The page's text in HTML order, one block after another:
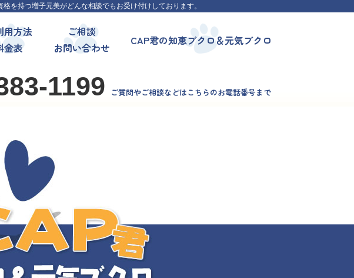
を持つ増子元美がどんな相談でもお受け付けしております。
用方法
金表
ご相談
お問い合わせ
CAP君の知恵ブクロ＆元気ブクロ
1199 ご質問やご相談などはこちらのお電話番号まで